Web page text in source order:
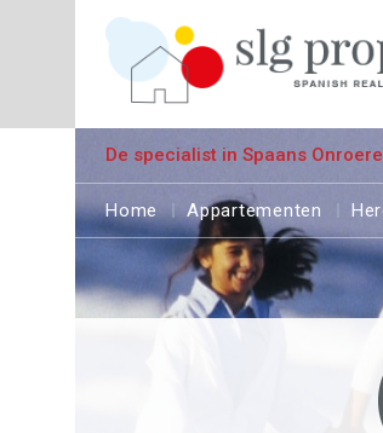
De specialist in Spaans
Home Appartementen